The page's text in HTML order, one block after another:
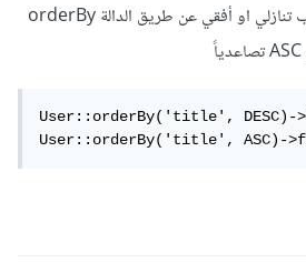
يمكنك جلب السجلات بترتيب تنازلي او أفقي عن طريق الدالة orderBy
User::orderBy('title',
User::orderBy('title', ASC)-